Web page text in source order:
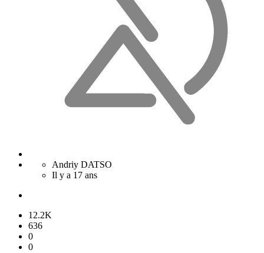
Andriy DATSO
Il y a 17 ans
12.2K
636
0
0